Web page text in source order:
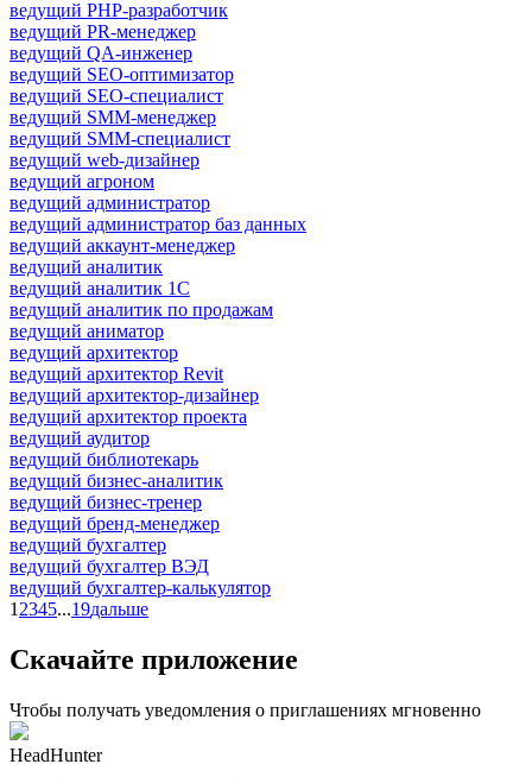
ведущий PHP-разработчик
ведущий PR-менеджер
ведущий QA-инженер
ведущий SEO-оптимизатор
ведущий SEO-специалист
ведущий SMM-менеджер
ведущий SMM-специалист
ведущий web-дизайнер
ведущий агроном
ведущий администратор
ведущий администратор баз данных
ведущий аккаунт-менеджер
ведущий аналитик
ведущий аналитик 1С
ведущий аналитик по продажам
ведущий аниматор
ведущий архитектор
ведущий архитектор Revit
ведущий архитектор-дизайнер
ведущий архитектор проекта
ведущий аудитор
ведущий библиотекарь
ведущий бизнес-аналитик
ведущий бизнес-тренер
ведущий бренд-менеджер
ведущий бухгалтер
ведущий бухгалтер ВЭД
ведущий бухгалтер-калькулятор
1 2345...19дальше
Скачайте приложение
Чтобы получать уведомления о приглашениях мгновенно
HeadHunter